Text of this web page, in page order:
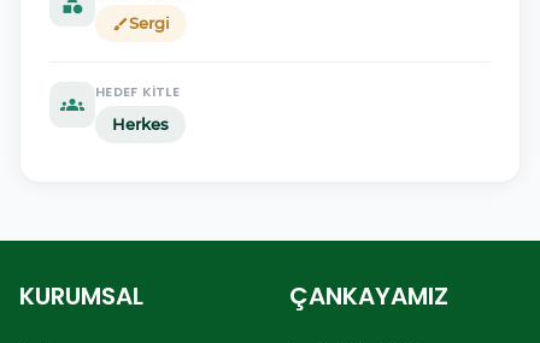
brushSergi
groups
HEDEF KITLE
Herkes
KURUMSAL ÇANKAYAMIZ